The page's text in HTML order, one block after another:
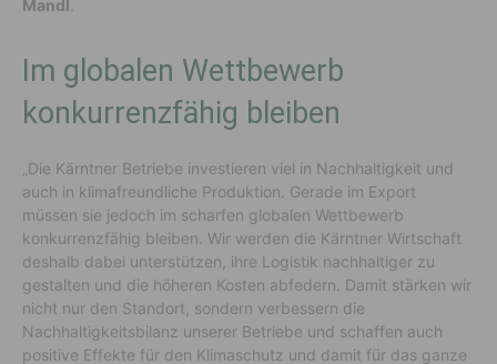
Mandl
Im globalen Wettbewerb
konkurrenzfähig bleiben
„Die Kärntner Betriebe investieren viel in Nachhaltigkeit und
auch in klimafreundliche Produktion. Gerade im Export
müssen sie jedoch im scharfen globalen Wettbewerb
konkurrenzfähig bleiben. Wir werden die Kärntner Wirtschaft
deshalb dabei unterstützen, ihre Logistik nachhaltiger zu
gestalten und die höheren Kosten abfedern. Damit stärken wir
nicht nur den Standort, sondern verbessern die
Nachhaltigkeitsbilanz unserer Betriebe und schaffen auch
positive Effekte für den Klimaschutz und damit für das ganze